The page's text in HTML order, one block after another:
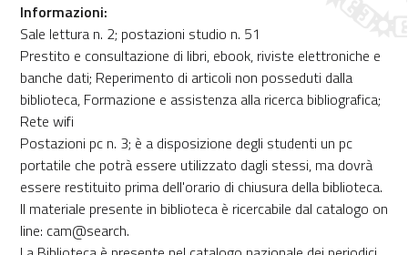
Informazioni:
Sale lettura n. 2; postazioni studio n. 51
Prestito e consultazione di libri, ebook, riviste elettroniche e
banche dati; Reperimento di articoli non posseduti dalla
biblioteca, Formazione e assistenza alla ricerca bibliografica;
Rete wifi
Postazioni pc n. 3; è a disposizione degli studenti un pc
portatile che potrà essere utilizzato dagli stessi, ma dovrà
essere restituito prima dell'orario di chiusura della biblioteca.
Il materiale presente in biblioteca è ricercabile dal catalogo on
line: cam@search.